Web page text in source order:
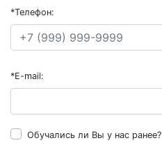
*Телефон:
*E-mail:
Обучались ли Вы у нас ранее?